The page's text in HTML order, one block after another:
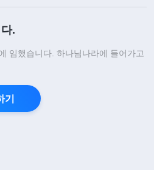
것과 같다. 이런 요구가 옳
. 그것은 법칙에 어긋납니
실에 부합하지 않으며 무척
진리 추구에 관하여ㆍ진리 추
)하나님께서는 사람의 본성
제든 자신의 이익만을 위해
사람과 지낼 때 이익만 보
.
임했습니다. 하나님나라에 들어가고